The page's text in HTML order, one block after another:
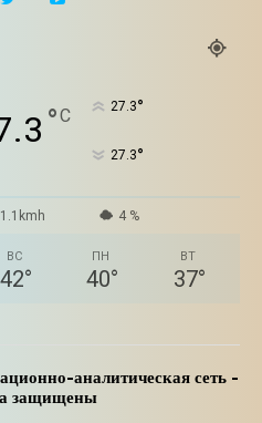
°C 27.3°
27.3°
1.1kmh 4 %
ВС
42°
ПН
40°
ВТ
37°
аналитическая сеть -
защищены